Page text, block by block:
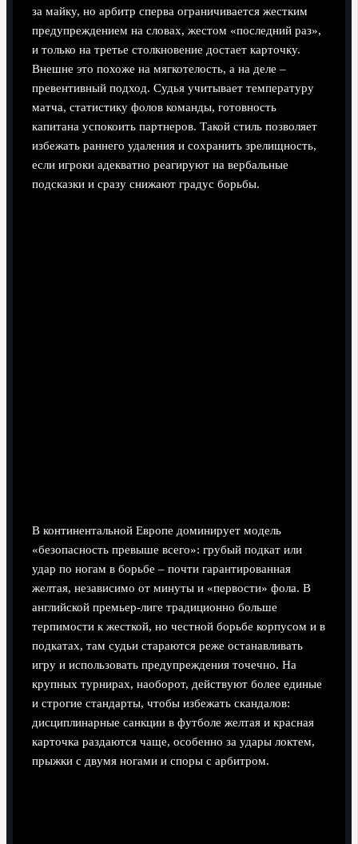
за майку, но арбитр сперва ограничивается жестким
предупреждением на словах, жестом «последний раз»,
и только на третье столкновение достает карточку.
Внешне это похоже на мягкотелость, а на деле –
превентивный подход. Судья учитывает температуру
матча, статистику фолов команды, готовность
капитана успокоить партнеров. Такой стиль позволяет
избежать раннего удаления и сохранить зрелищность,
если игроки адекватно реагируют на вербальные
подсказки и сразу снижают градус борьбы.
В континентальной Европе доминирует модель
«безопасность превыше всего»: грубый подкат или
удар по ногам в борьбе – почти гарантированная
желтая, независимо от минуты и «первости» фола. В
английской премьер‑лиге традиционно больше
терпимости к жесткой, но честной борьбе корпусом и в
подкатах, там судьи стараются реже останавливать
игру и использовать предупреждения точечно. На
крупных турнирах, наоборот, действуют более единые
и строгие стандарты, чтобы избежать скандалов:
дисциплинарные санкции в футболе желтая и красная
карточка раздаются чаще, особенно за удары локтем,
прыжки с двумя ногами и споры с арбитром.